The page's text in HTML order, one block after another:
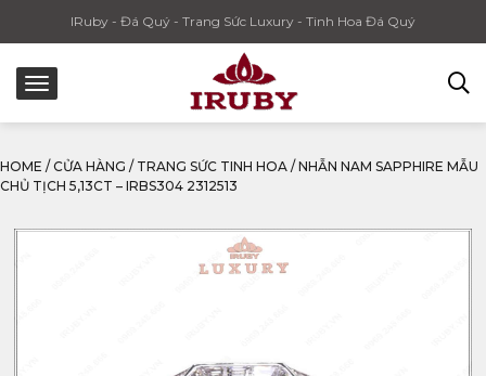
IRuby - Đá Quý - Trang Sức Luxury - Tinh Hoa Đá Quý
HOME / CỬA HÀNG / TRANG SỨC TINH HOA / NHẪN NAM SAPPHIRE MẪU
CHỦ TỊCH 5,13CT – IRBS304 2312513